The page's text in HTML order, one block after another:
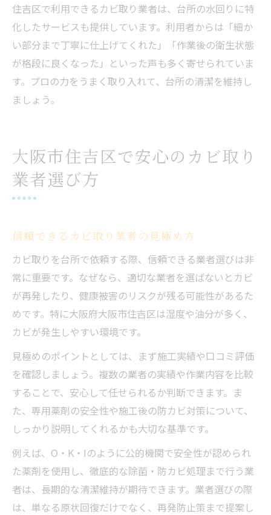
住吉区で利用できるカビ取り業者は、台所の水回りに特
化したサービスも提供しています。利用者からは「細か
い部分まで丁寧に仕上げてくれた」「作業後の衛生状態
が格段に良くなった」といった声も多く寄せられていま
す。プロの力をうまく取り入れて、台所の清潔を維持し
ましょう。
大阪市住吉区で安心のカビ取り
業者選び方
信頼できるカビ取り業者の見極め方
カビ取りを台所で依頼する際、信頼できる業者選びは非
常に重要です。なぜなら、適切な業者を選ばないとカビ
が再発したり、健康被害のリスクが残る可能性があるた
めです。特に大阪府大阪市住吉区は湿度や油分が多く、
カビが発生しやすい環境です。
見極めのポイントとしては、まず施工実績や口コミ評価
を確認しましょう。複数の業者の実績や作業内容を比較
することで、安心して任せられるか判断できます。ま
た、専用薬剤の安全性や施工後の防カビ対策について、
しっかり説明してくれるかも大切な基準です。
例えば、O・K・Iのように公的機関で安全性が認められ
た薬剤を使用し、徹底的な除菌・防カビ処理まで行う業
者は、長期的な清潔維持が期待できます。業者選びの際
は、単なる原状回復だけでなく、再発防止策まで提案し